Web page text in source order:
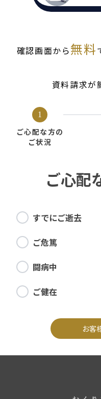
確認画面から無料
資料請求が
1
ご心配な方の
ご状況
ご心配
すでにご逝去
ご危篤
闘病中
ご健在
お客